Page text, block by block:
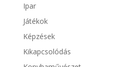
Ipar
Játékok
Képzések
Kikapcsolódás